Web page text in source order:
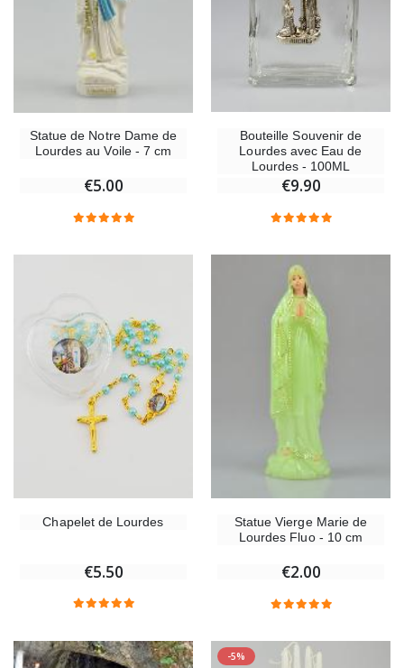
Statue de Notre Dame de
Lourdes au Voile - 7 cm
€5.00
Bouteille Souvenir de
Lourdes avec Eau de
Lourdes - 100ML
€9.90
Chapelet de Lourdes
€5.50
Statue Vierge Marie de
Lourdes Fluo - 10 cm
€2.00
-5%